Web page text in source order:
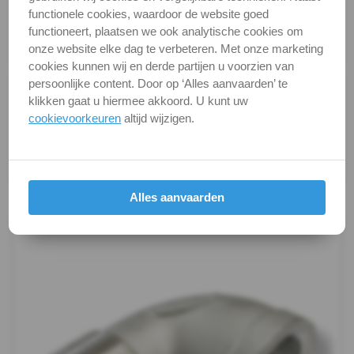
Dubbelnippel
Draadnippel
cilindrisch
Kap
zeskant
Kogelkranen
Koppeling
Lasnippel
DIN / Artikelnummer
F 304
Kwaliteit
A4 ( RVS / INOX )
Alle maten zijn in millimeters.
Foto's van producten zijn alleen illustraties en
kunnen soms afwijken van het werkelijke object. Het
Productafbeeldingen
functionele cookies, waardoor de website goed
functioneert, plaatsen we ook analytische cookies om
onze website elke dag te verbeteren. Met onze marketing
cookies kunnen wij en derde partijen u voorzien van
persoonlijke content. Door op ‘Alles aanvaarden’ te
klikken gaat u hiermee akkoord. U kunt uw
cookievoorkeuren altijd wijzigen.
Alles aanvaarden